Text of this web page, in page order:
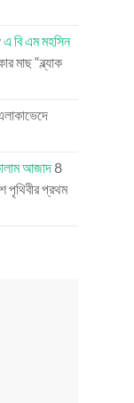
এ বি এম মহসিন
মাছ “ব্ল্যাক
আজাদ8
পৃথিবীর প্রথম